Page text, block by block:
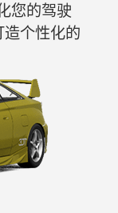
您的驾驶
个性化的